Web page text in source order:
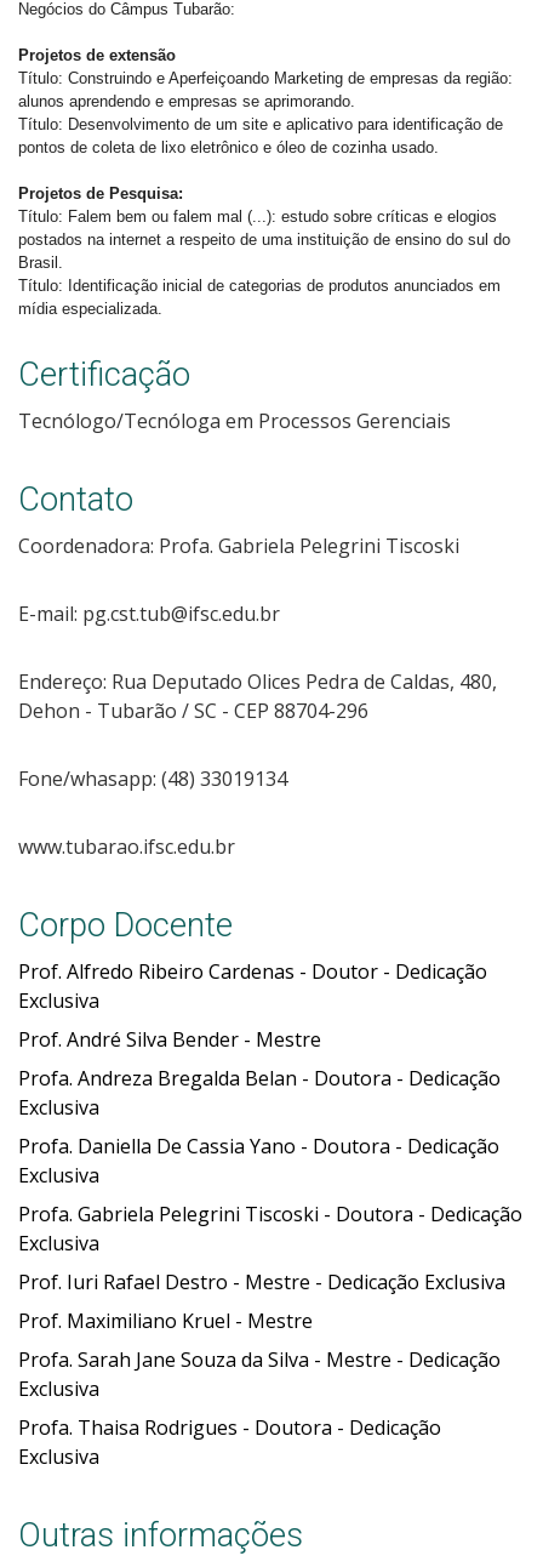
Negócios do Câmpus Tubarão:
Projetos de extensão
Título: Construindo e Aperfeiçoando Marketing de empresas da região:
alunos aprendendo e empresas se aprimorando.
Título: Desenvolvimento de um site e aplicativo para identificação de
pontos de coleta de lixo eletrônico e óleo de cozinha usado.
Projetos de Pesquisa:
Título: Falem bem ou falem mal (...): estudo sobre críticas e elogios
postados na internet a respeito de uma instituição de ensino do sul do
Brasil.
Título: Identificação inicial de categorias de produtos anunciados em
mídia especializada.
Certificação
Tecnólogo/Tecnóloga em Processos Gerenciais
Contato
Coordenadora: Profa. Gabriela Pelegrini Tiscoski
E-mail: pg.cst.tub@ifsc.edu.br
Endereço: Rua Deputado Olices Pedra de Caldas, 480,
Dehon - Tubarão / SC - CEP 88704-296
Fone/whasapp: (48) 33019134
www.tubarao.ifsc.edu.br
Corpo Docente
Prof. Alfredo Ribeiro Cardenas - Doutor - Dedicação
Exclusiva
Prof. André Silva Bender - Mestre
Profa. Andreza Bregalda Belan - Doutora - Dedicação
Exclusiva
Profa. Daniella De Cassia Yano - Doutora - Dedicação
Exclusiva
Profa. Gabriela Pelegrini Tiscoski - Doutora - Dedicação
Exclusiva
Prof. Iuri Rafael Destro - Mestre - Dedicação Exclusiva
Prof. Maximiliano Kruel - Mestre
Profa. Sarah Jane Souza da Silva - Mestre - Dedicação
Exclusiva
Profa. Thaisa Rodrigues - Doutora - Dedicação
Exclusiva
Outras informações